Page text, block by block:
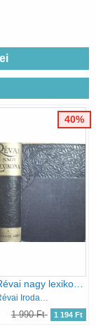
Révai nagy lexikona 8. (Földpálya-Grec)
Révai Irodalmi Intézet
1 990 Ft 1 194 Ft
40%